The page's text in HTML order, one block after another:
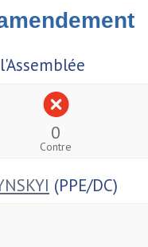
0
Contre
(PPE/DC)